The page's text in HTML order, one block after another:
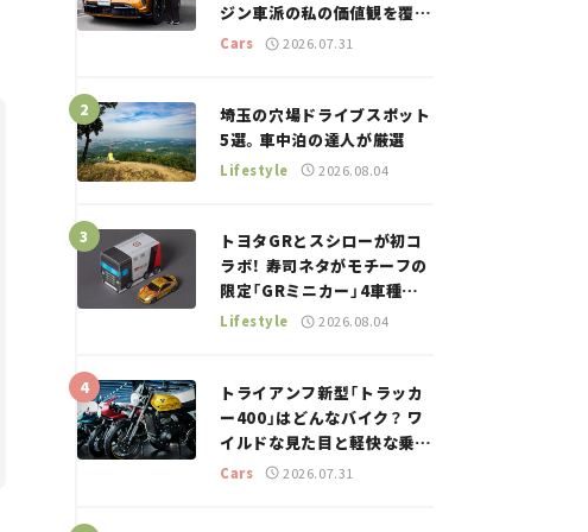
ジン車派の私の価値観を覆し
た、新しいポルシェの走り。
Cars 2026.07.31
埼玉の穴場ドライブスポット
5選。車中泊の達人が厳選
Lifestyle 2026.08.04
トヨタGRとスシローが初コ
ラボ！ 寿司ネタがモチーフの
限定「GRミニカー」4車種が
登場。入手方法は？【クルマ
Lifestyle 2026.08.04
トライアンフ新型「トラッカ
ー400」はどんなバイク？ ワ
イルドな見た目と軽快な乗り
味を両立した400ccフラット
Cars 2026.07.31